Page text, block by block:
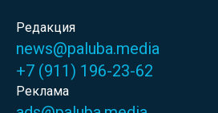
Редакция
news@paluba.media
+7 (911) 196-23-62
Реклама